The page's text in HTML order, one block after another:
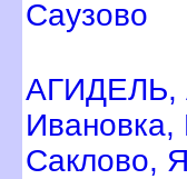
Саузово
АГИДЕЛЬ,
Ивановка,
Саклово,